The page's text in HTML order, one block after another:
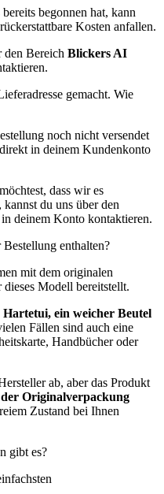
begonnen hat, kann
Kosten anfallen.
den Bereich Blickers AI
gemacht. Wie
noch nicht versendet
in deinem Kundenkonto
dass wir es
du uns über den
deinem Konto kontaktieren.
enthalten?
mit dem originalen
Modell bereitstellt.
Hartetui, ein weicher Beutel
Fällen sind auch eine
Handbücher oder
ab, aber das Produkt
Originalverpackung
Zustand bei Ihnen
gibt es?